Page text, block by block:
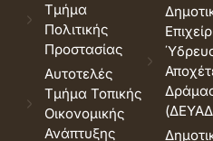
Τμήμα
Πολιτικής
Προστασίας
Αυτοτελές
Τμήμα Τοπικής
Οικονομικής
Ανάπτυξης